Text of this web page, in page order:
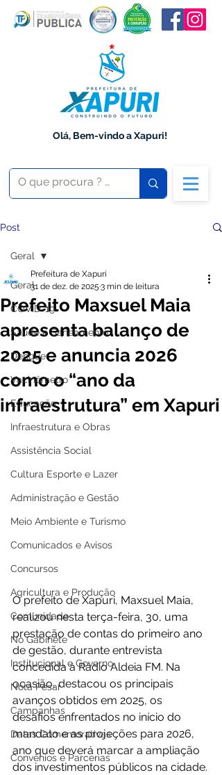
Olá, Bem-vindo a Xapuri!
Post
Geral
COVID-19
Saúde e Saneamento
Dengue
Vacinômetro
Educação
Infraestrutura e Obras
Assistência Social
Cultura Esporte e Lazer
Administração e Gestão
Meio Ambiente e Turismo
Comunicados e Avisos
Concursos
Agricultura e Produção
Comunidade
No Gabinete
Institucional e Governo
Nota Pesar
Campanhas
Datas Comemorativas
Convênios e Parcerias
Geral
Prefeito Maxsuel Maia
apresenta balanço de
2025 e anuncia 2026
como o “ano da
infraestrutura” em Xapuri
Prefeitura de Xapuri
31 de dez. de 2025 3 min de leitura
O prefeito de Xapuri, Maxsuel Maia,
realizou nesta terça-feira, 30, uma
prestação de contas do primeiro ano
de gestão, durante entrevista
concedida à Rádio Aldeia FM. Na
ocasião, destacou os principais
avanços obtidos em 2025, os
desafios enfrentados no início do
mandato e as projeções para 2026,
ano que deverá marcar a ampliação
dos investimentos públicos na cidade.